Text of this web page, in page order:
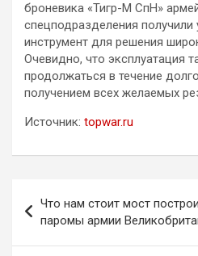
броневика «Тигр-М СпН»
спецподразделения
инструмент для решения
Очевидно, что эксплуатация
продолжаться в течение
получением всех желаемых
Источник: topwar.ru
по
записям
Что нам стоит мост
паромы армии